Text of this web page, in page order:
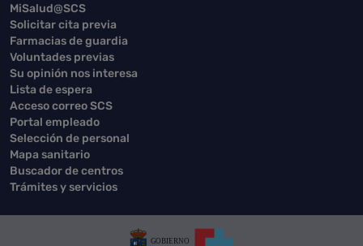
MiSalud@SCS
Solicitar cita previa
Farmacias de guardia
Voluntades previas
Su opinión nos interesa
Lista de espera
Acceso correo SCS
Portal empleado
Selección de personal
Mapa sanitario
Buscador de centros
Trámites y servicios